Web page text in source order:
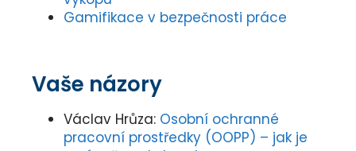
Gamifikace v bezpečnosti práce
Vaše názory
Václav Hrůza: Osobní ochranné
pracovní prostředky (OOPP) – jak je